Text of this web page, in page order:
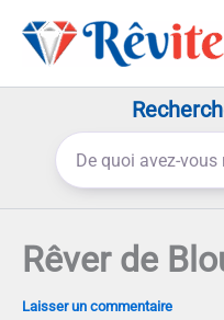
Rêver de
Laisser un commentaire